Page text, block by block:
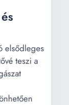
elsődleges
teszi a